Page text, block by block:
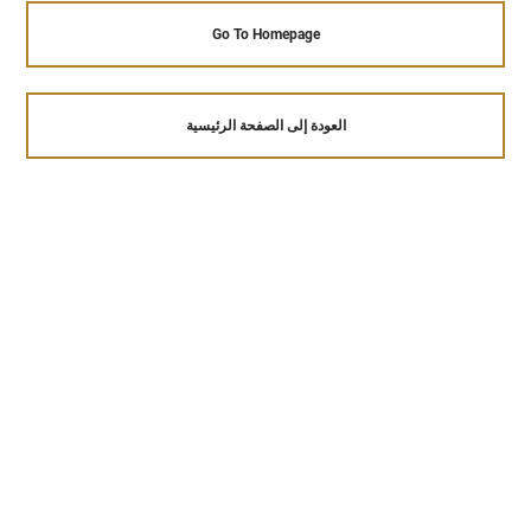
Go To Homepage
العودة إلى الصفحة الرئيسية